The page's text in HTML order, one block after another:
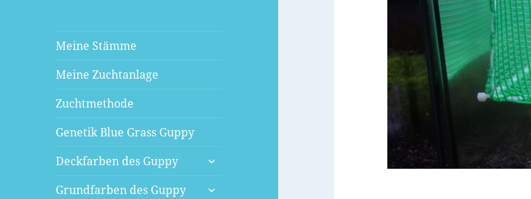
Meine Stämme
Meine Zuchtanlage
Zuchtmethode
Genetik Blue Grass Guppy
Deckfarben des Guppy
untermenü
Grundfarben des Guppy
untermenü